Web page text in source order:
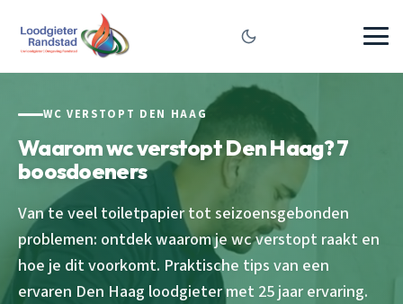
WC VERSTOPT DEN HAAG
Waarom wc verstopt Den Haag? 7
boosdoeners
Van te veel toiletpapier tot seizoensgebonden
problemen: ontdek waarom je wc verstopt raakt en
hoe je dit voorkomt. Praktische tips van een
ervaren Den Haag loodgieter met 25 jaar ervaring.